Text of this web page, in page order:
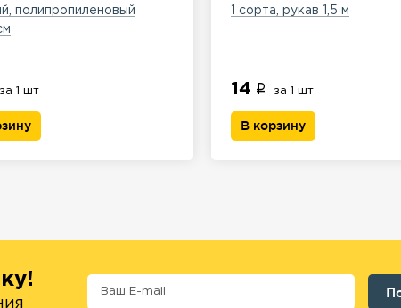
полипропиленовый
за 1 шт
1 сорта, рукав 1,5 м
14 за 1 шт
В корзину